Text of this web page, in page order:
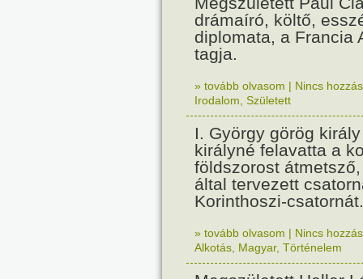
drámaíró, költő,
diplomata, a Francia
tagja.
» tovább olvasom | Nincs
Irodalom Született
I. György görög
királyné felavatta a
földszorost
által tervezett
Korinthoszi-csatornát.
» tovább olvasom | Nincs
Alkotás Magyar, Történelem